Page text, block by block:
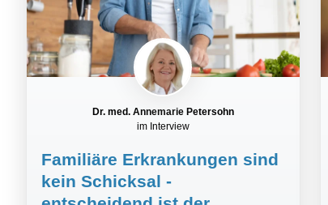
Dr. med. Annemarie Petersohn
im Interview
Familiäre Erkrankungen sind
kein Schicksal -